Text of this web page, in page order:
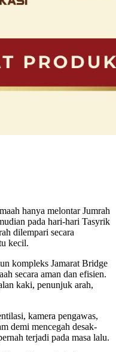
hanya melontar Jumrah
pada hari-hari Tasyrik
dilempari secara
kecil.
kompleks Jamarat Bridge
secara aman dan efisien.
kaki, penunjuk arah,
kamera pengawas,
demi mencegah desak-
terjadi pada masa lalu.